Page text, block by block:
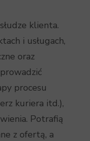
klienta.
i usługach,
oraz
procesu
kuriera itd.),
Potrafią
z ofertą, a